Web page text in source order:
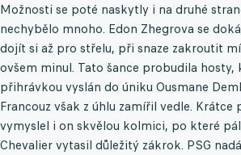
Možnosti se poté naskytly i na druhé
nechybělo mnoho. Edon Zhegrova se
dojít si až pro střelu, při snaze zakroutit
ovšem minul. Tato šance probudila hosty,
přihrávkou vyslán do úniku Ousmane
Francouz však z úhlu zamířil vedle.
vymyslel i on skvělou kolmici, po které
Chevalier vytasil důležitý zákrok. PSG